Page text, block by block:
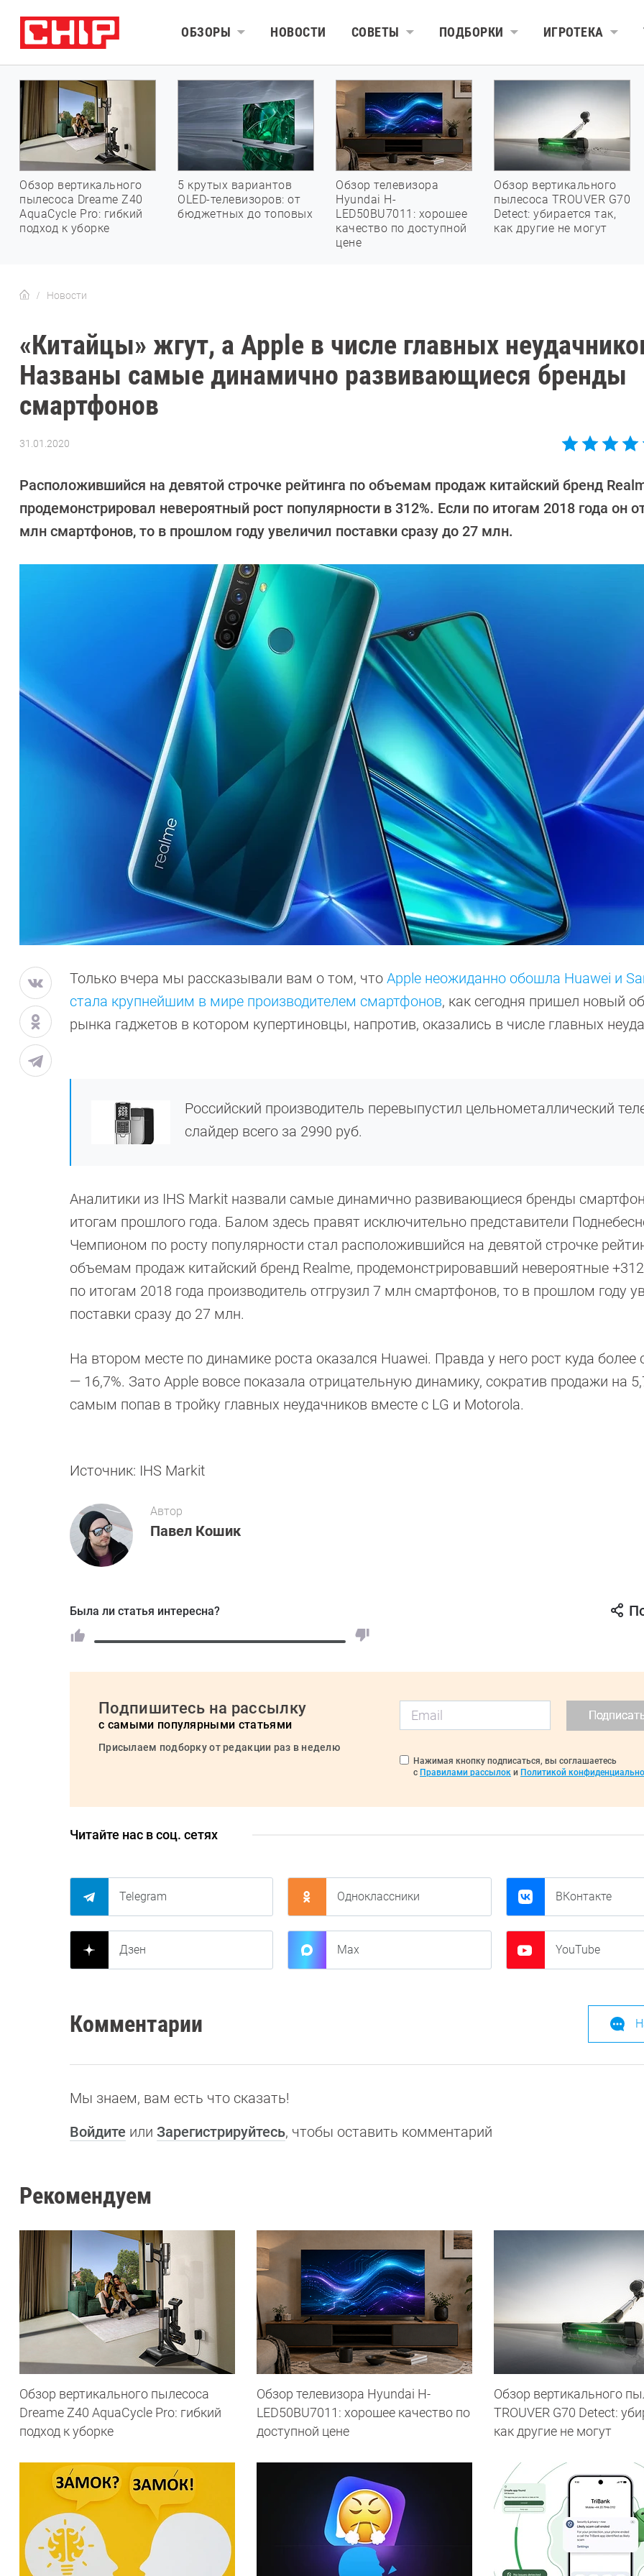
ОБЗОРЫ НОВОСТИ СОВЕТЫ ПОДБОРКИ ИГРОТЕКА
Обзор вертикального
пылесоса Dreame Z40
AquaCycle Pro: гибкий
подход к уборке
5 крутых вариантов
OLED-телевизоров: от
бюджетных до топовых
Обзор телевизора
Hyundai H-
LED50BU7011: хорошее
качество по доступной
цене
Обзор вертикального
пылесоса TROUVER G70
Detect: убирается так,
как другие не могут
Новости
«Китайцы» жгут, а Apple в числе главных
Названы самые динамично развивающиеся бренды
смартфонов
31.01.2020
Кошик
Расположившийся на девятой строчке рейтинга по объемам продаж китайский бренд
продемонстрировал невероятный рост популярности в 312%. Если по итогам 2018 года он
млн смартфонов, то в прошлом году увеличил поставки сразу до 27 млн.
Только вчера мы рассказывали вам о том, что Apple неожиданно обошла Huawei и
стала крупнейшим в мире производителем смартфонов, как сегодня пришел новый
рынка гаджетов в котором купертиновцы, напротив, оказались в числе главных
Российский производитель перевыпустил цельнометаллический
слайдер всего за 2990 руб.
Аналитики из IHS Markit назвали самые динамично развивающиеся бренды
итогам прошлого года. Балом здесь правят исключительно представители
Чемпионом по росту популярности стал расположившийся на девятой строчке
объемам продаж китайский бренд Realme, продемонстрировавший невероятные
по итогам 2018 года производитель отгрузил 7 млн смартфонов, то в прошлом году
поставки сразу до 27 млн.
На втором месте по динамике роста оказался Huawei. Правда у него рост куда
— 16,7%. Зато Apple вовсе показала отрицательную динамику, сократив продажи на
самым попав в тройку главных неудачников вместе с LG и Motorola.
Источник: IHS Markit
Автор
Павел Кошик
Была ли статья интересна?
Подпишитесь на рассылку
с самыми популярными статьями
Присылаем подборку от редакции раз в неделю
Нажимая кнопку подписаться, вы соглашаетесь
с Правилами рассылок и Политикой
Читайте нас в соц. сетях
Telegram Одноклассники ВКонтакте
Дзен Max YouTube
Комментарии
Мы знаем, вам есть что сказать!
Войдите или Зарегистрируйтесь, чтобы оставить комментарий
Рекомендуем
Обзор вертикального пылесоса
Dreame Z40 AquaCycle Pro: гибкий
подход к уборке
Обзор телевизора Hyundai H-
LED50BU7011: хорошее качество по
доступной цене
Обзор вертикального
TROUVER G70 Detect:
как другие не могут